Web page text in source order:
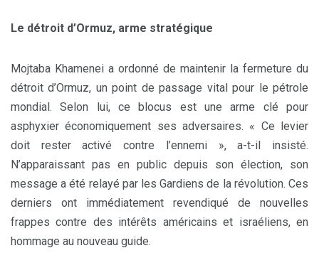
Le détroit d’Ormuz, arme stratégique
Mojtaba Khamenei a ordonné de maintenir la fermeture du
détroit d’Ormuz, un point de passage vital pour le pétrole
mondial. Selon lui, ce blocus est une arme clé pour
asphyxier économiquement ses adversaires. « Ce levier
doit rester activé contre l’ennemi », a-t-il insisté.
N’apparaissant pas en public depuis son élection, son
message a été relayé par les Gardiens de la révolution. Ces
derniers ont immédiatement revendiqué de nouvelles
frappes contre des intérêts américains et israéliens, en
hommage au nouveau guide.